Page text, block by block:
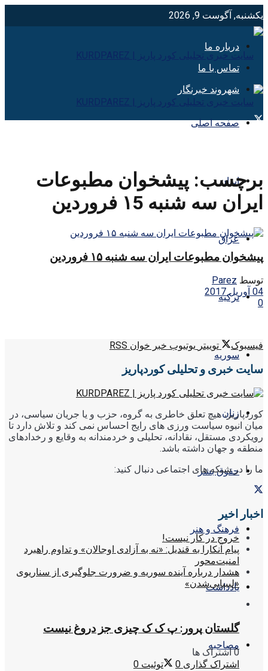
یکشنبه, آگوست 9, 2026
درباره ما
تماس با ما
شهروند خبرنگار
صفحه اصلی
ایران
عراق
ترکیه
سوریه
زنان
حقوق بشر
فرهنگ و هنر
یادداشت
مصاحبه
برچسب: پیشخوان مطبوعات
ایران سه شنبه ۱5 فروردین
پیشخوان مطبوعات ایران سه شنبه ۱۵ فروردین
توسط Parez
04 آوریل 2017
0
فیسبوک توییتر یوتیوب خبر خوان RSS
سایت خبری و تحلیلی کوردپاریز
کوردپاریز، هیچ تعلق خاطری به گروه، حزب و یا جریان سیاسی، در
میان انبوه سیاست ورزی های رایج احساس نمی کند و تلاش دارد تا
رویکردی مستقل، نقادانه، تحلیلی و خردمندانه به وقایع و رخدادهای
منطقه و جهان داشته باشد.
ما را در شبکه های اجتماعی دنبال کنید:
اخبار اخیر
خروج در کار نیست!
پیام آنکارا به قندیل: «نه به آزادی اوجالان» و تداوم راهبرد
امنیت‌محور
هشدار درباره آینده سوریه و ضرورت جلوگیری از سناریوی
«لیبیایی‌شدن»
گلستان پرور: پ ک ک چیزی جز دروغ نیست
0 اشتراک ها
اشتراک گذاری 0 توئیت 0